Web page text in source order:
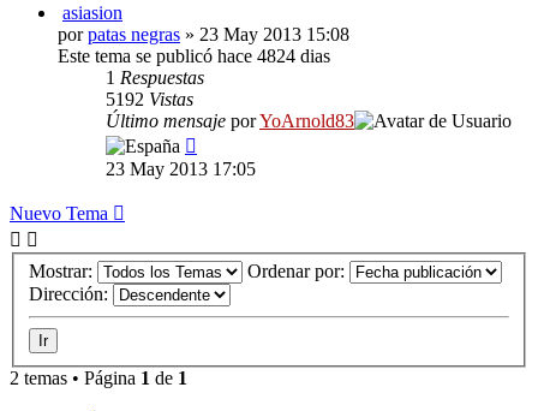
asiasion
porpatas negras » 23 May 2013 15:08
Este tema se publicó hace 4824 dias
1 Respuestas
5192 Vistas
Último mensaje porYoArnold83
23 May 2013 17:05
Nuevo Tema
Mostrar:
Ordenar por:
Dirección:
2 temas • Página 1 de 1